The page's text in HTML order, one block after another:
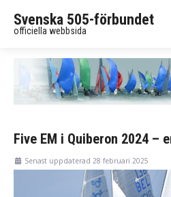
Svenska 505-förbundet
officiella webbsida
Five EM i Quiberon 2024 –
Senast uppdaterad 28 februari 2025